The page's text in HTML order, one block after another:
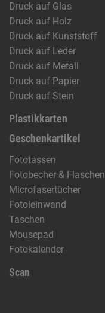
Druck auf Glas
Druck auf Holz
Druck auf Kunststoff
Druck auf Leder
Druck auf Metall
Druck auf Papier
Druck auf Stein
Plastikkarten
Geschenkartikel
Fototassen
Fotobecher & Flaschen
Microfasertücher
Fotoleinwand
Taschen
Mousepad
Fotokalender
Scan